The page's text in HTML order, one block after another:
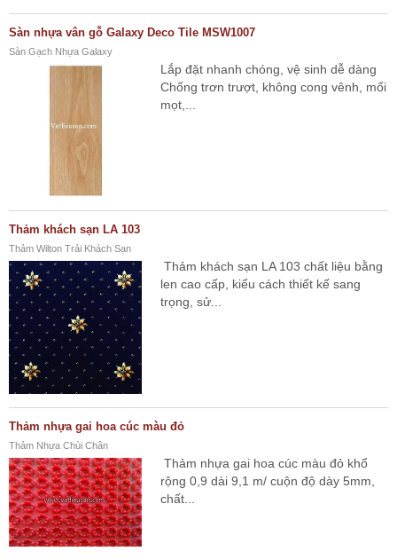
Sàn nhựa vân gỗ Galaxy Deco Tile MSW1007
Sàn Gạch Nhựa Galaxy
Lắp đặt nhanh chóng, vệ sinh dễ dàng
Chống trơn trượt, không cong vênh, mối
mọt,...
Thảm khách sạn LA 103
Thảm Wilton Trải Khách Sạn
Thảm khách sạn LA 103 chất liệu bằng
len cao cấp, kiểu cách thiết kế sang
trọng, sử...
Thảm nhựa gai hoa cúc màu đỏ
Thảm Nhựa Chùi Chân
Thảm nhựa gai hoa cúc màu đỏ khổ
rộng 0,9 dài 9,1 m/ cuộn độ dày 5mm,
chất...